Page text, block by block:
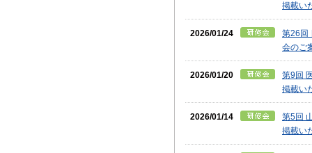
掲載い
2026/01/24
第26回
会のご
2026/01/20
第9回
掲載い
2026/01/14
第5回
掲載い